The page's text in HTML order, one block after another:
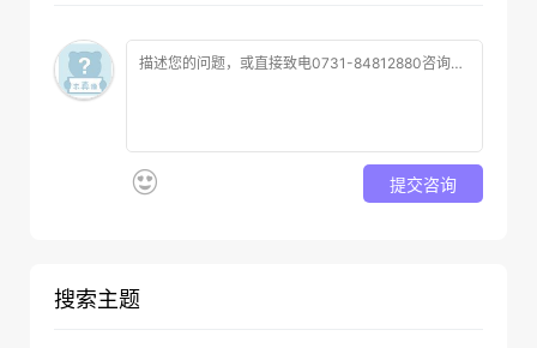
提交咨询
搜索主题